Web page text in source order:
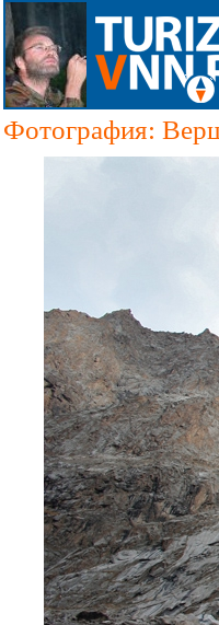
Фотография: